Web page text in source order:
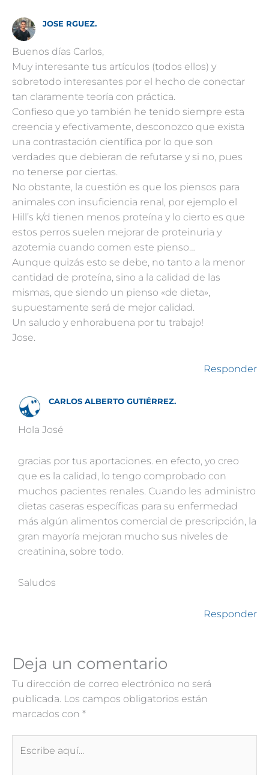
JOSE RGUEZ.
Buenos días Carlos,
Muy interesante tus artículos (todos ellos) y
sobretodo interesantes por el hecho de conectar
tan claramente teoría con práctica.
Confieso que yo también he tenido siempre esta
creencia y efectivamente, desconozco que exista
una contrastación científica por lo que son
verdades que debieran de refutarse y si no, pues
no tenerse por ciertas.
No obstante, la cuestión es que los piensos para
animales con insuficiencia renal, por ejemplo el
Hill’s k/d tienen menos proteína y lo cierto es que
estos perros suelen mejorar de proteinuria y
azotemia cuando comen este pienso…
Aunque quizás esto se debe, no tanto a la menor
cantidad de proteína, sino a la calidad de las
mismas, que siendo un pienso «de dieta»,
supuestamente será de mejor calidad.
Un saludo y enhorabuena por tu trabajo!
Jose.
Responder
CARLOS ALBERTO GUTIÉRREZ.
Hola José
gracias por tus aportaciones. en efecto, yo creo
que es la calidad, lo tengo comprobado con
muchos pacientes renales. Cuando les administro
dietas caseras específicas para su enfermedad
más algún alimentos comercial de prescripción, la
gran mayoría mejoran mucho sus niveles de
creatinina, sobre todo.
Saludos
Responder
Deja un comentario
Tu dirección de correo electrónico no será
publicada. Los campos obligatorios están
marcados con *
aquí...